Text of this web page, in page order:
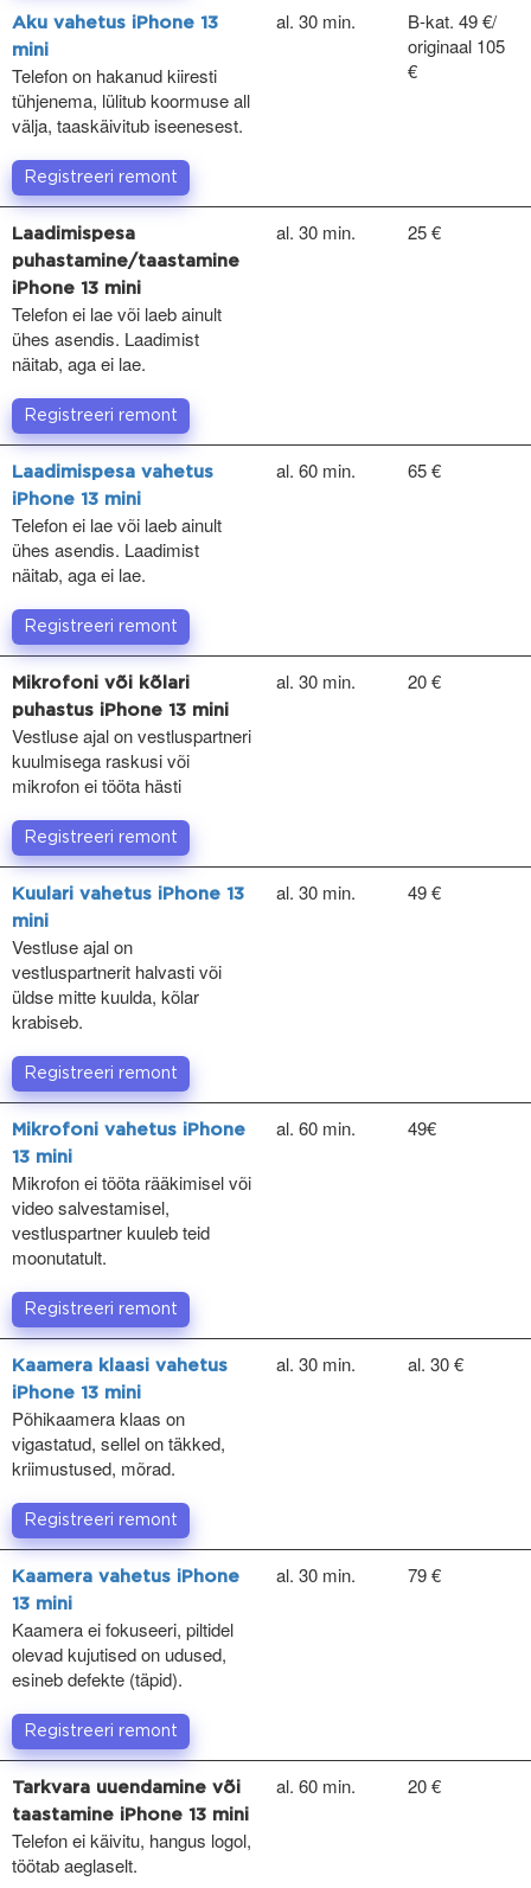
Aku vahetus iPhone 13
mini
Telefon on hakanud kiiresti
tühjenema, lülitub koormuse all
välja, taaskäivitub iseenesest.
al. 30 min.
B-kat. 49 €/
originaal 105
€
Registreeri remont
Laadimispesa
puhastamine/taastamine
iPhone 13 mini
Telefon ei lae või laeb ainult
ühes asendis. Laadimist
näitab, aga ei lae.
al. 30 min. 25 €
Registreeri remont
Laadimispesa vahetus
iPhone 13 mini
Telefon ei lae või laeb ainult
ühes asendis. Laadimist
näitab, aga ei lae.
al. 60 min. 65 €
Registreeri remont
Mikrofoni või kõlari
puhastus iPhone 13 mini
Vestluse ajal on vestluspartneri
kuulmisega raskusi või
mikrofon ei tööta hästi
al. 30 min. 20 €
Registreeri remont
Kuulari vahetus iPhone 13
mini
Vestluse ajal on
vestluspartnerit halvasti või
üldse mitte kuulda, kõlar
krabiseb.
al. 30 min. 49 €
Registreeri remont
Mikrofoni vahetus iPhone
13 mini
Mikrofon ei tööta rääkimisel või
video salvestamisel,
vestluspartner kuuleb teid
moonutatult.
al. 60 min. 49€
Registreeri remont
Kaamera klaasi vahetus
iPhone 13 mini
Põhikaamera klaas on
vigastatud, sellel on täkked,
kriimustused, mõrad.
al. 30 min. al. 30 €
Registreeri remont
Kaamera vahetus iPhone
13 mini
Kaamera ei fokuseeri, piltidel
olevad kujutised on udused,
esineb defekte (täpid).
al. 30 min. 79 €
Registreeri remont
Tarkvara uuendamine või
taastamine iPhone 13 mini
Telefon ei käivitu, hangus logol,
töötab aeglaselt.
al. 60 min. 20 €